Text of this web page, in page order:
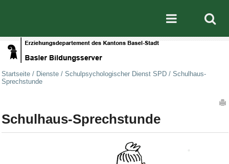
Mobile
Startseite / Dienste / Schulpsychologischer Dienst SPD / Schulhaus-
Sprechstunde
Schulhaus-Sprechstunde